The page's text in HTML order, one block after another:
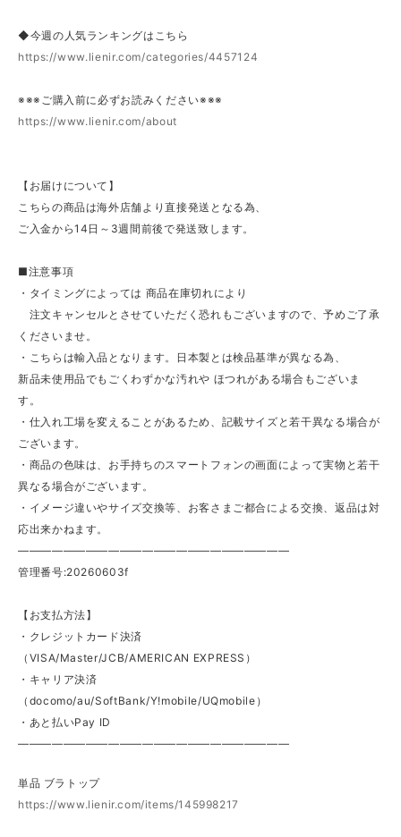
◆今週の人気ランキングはこちら
https://www.lienir.com/categories/4457124
※※※ご購入前に必ずお読みください※※※
https://www.lienir.com/about
【お届けについて】
こちらの商品は海外店舗より直接発送となる為、
ご入金から14日～3週間前後で発送致します。
■注意事項
・タイミングによっては 商品在庫切れにより
注文キャンセルとさせていただく恐れもございますので、予めご了承
くださいませ。
・こちらは輸入品となります。日本製とは検品基準が異なる為、
新品未使用品でもごくわずかな汚れや ほつれがある場合もございま
す。
・仕入れ工場を変えることがあるため、記載サイズと若干異なる場合が
ございます。
・商品の色味は、お手持ちのスマートフォンの画面によって実物と若干
異なる場合がございます。
・イメージ違いやサイズ交換等、お客さまご都合による交換、返品は対
応出来かねます。
————————————————————————
管理番号:20260603f
【お支払方法】
・クレジットカード決済
（VISA/Master/JCB/AMERICAN EXPRESS）
・キャリア決済
（docomo/au/SoftBank/Y!mobile/UQmobile）
・あと払いPay ID
————————————————————————
単品 ブラトップ
https://www.lienir.com/items/145998217